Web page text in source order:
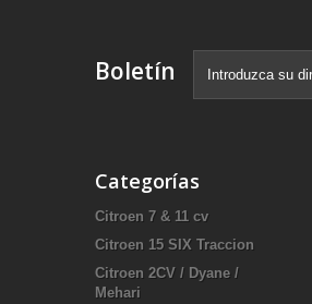
Boletín
Categorías
Citroen 7 & 11 cv
Citroen 15 SIX Traccion
Citroen 2CV / Dyane /
Mehari